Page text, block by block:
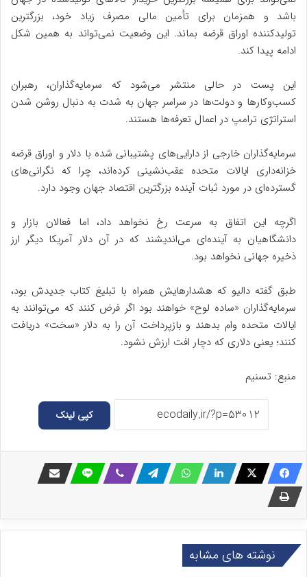
باشد و همزمان برای تأمین مالی مصرف زیاد خود، بزرگترین
تولیدکننده اوراق قرضه بماند. این وضعیت نمی‌تواند به همین شکل
ادامه پیدا کند.
این پست در حالی منتشر می‌شود که سرمایه‌گذاران، رهبران
کسب‌وکارها و دولت‌ها در سراسر جهان به شدت به دنبال روشن شدن
استراتژی ترامپ در اعمال تعرفه‌ها هستند.
سرمایه‌گذاران خارجی از دارایی‌های پشتیبانی شده با دلار و اوراق قرضه
خزانه‌داری ایالات متحده عقب‌نشینی کرده‌اند، چرا که نگرانی‌های
گسترده‌ای در مورد ثبات آینده بزرگترین اقتصاد جهان وجود دارد.
اگرچه این اتفاق به سرعت رخ نخواهد داد، اما فعالان بازار و
دانشگاهیان به آینده‌ای می‌اندیشند که در آن دلار آمریکا دیگر ارز
ذخیره جهانی نخواهد بود.
طبق گفته دالیو که هشدارهایش همراه با تبلیغ کتاب جدیدش بود،
سرمایه‌گذاران «ساده لوح» خواهند بود اگر فرض کنند که می‌توانند به
ایالات متحده وام بدهند و بازپرداخت آن را به دلار «سخت» دریافت
کنند؛ یعنی دلاری که دچار افت ارزش نشود.
منبع: تسنیم
کپی لینک
نوشته های مشابه